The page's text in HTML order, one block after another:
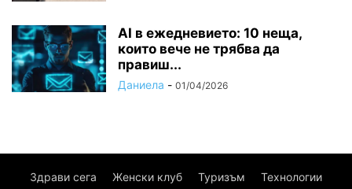
AI в ежедневието: 10 неща,
които вече не трябва да
правиш...
Даниела - 01/04/2026
Здрави сега Женски клуб Туризъм Технологии